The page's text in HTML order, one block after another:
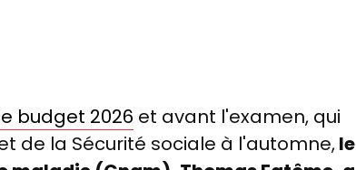
budget 2026 et avant l'examen, qui
de la Sécurité sociale à l'automne,le